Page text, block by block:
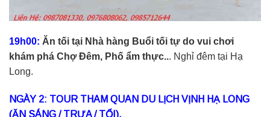
19h00: Ăn tối tại Nhà hàng Buổi tối tự do vui chơi
khám phá Chợ Đêm, Phố ẩm thực... Nghỉ đêm tại Hạ
Long.
NGÀY 2: TOUR THAM QUAN DU LỊCH VỊNH HẠ LONG
(ĂN SÁNG / TRƯA / TỐI).